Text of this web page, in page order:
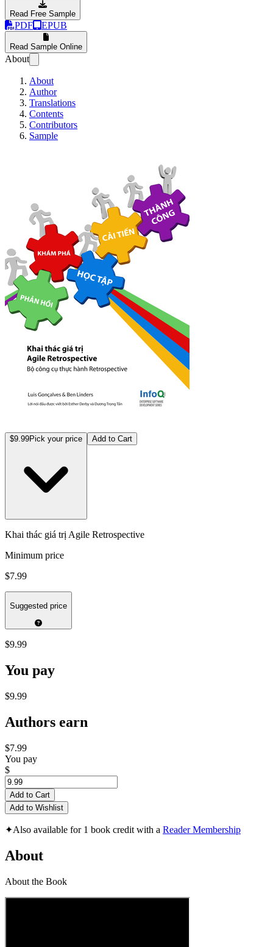
Read Free Sample
PDF EPUB
Read Sample Online
About
About
Author
Translations
Contents
Contributors
Sample
$9.99Pick your price Add to Cart
Khai thác giá trị Agile Retrospective
Minimum price
$7.99
Suggested price
$9.99
You pay
$9.99
Authors earn
$7.99
You pay
$
Add to Cart
Add to Wishlist
✦Also available for 1 book credit with a Reader Membership
About
About the Book